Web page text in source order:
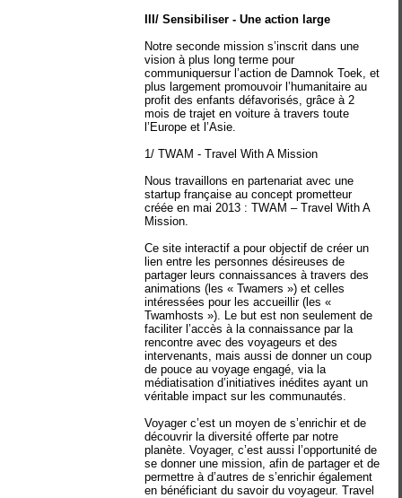
III/ Sensibiliser - Une action large
Notre seconde mission s’inscrit dans une
vision à plus long terme pour
communiquersur l’action de Damnok Toek, et
plus largement promouvoir l’humanitaire au
profit des enfants défavorisés, grâce à 2
mois de trajet en voiture à travers toute
l’Europe et l’Asie.
1/ TWAM - Travel With A Mission
Nous travaillons en partenariat avec une
startup française au concept prometteur
créée en mai 2013 : TWAM – Travel With A
Mission.
Ce site interactif a pour objectif de créer un
lien entre les personnes désireuses de
partager leurs connaissances à travers des
animations (les « Twamers ») et celles
intéressées pour les accueillir (les «
Twamhosts »). Le but est non seulement de
faciliter l’accès à la connaissance par la
rencontre avec des voyageurs et des
intervenants, mais aussi de donner un coup
de pouce au voyage engagé, via la
médiatisation d’initiatives inédites ayant un
véritable impact sur les communautés.
Voyager c’est un moyen de s’enrichir et de
découvrir la diversité offerte par notre
planète. Voyager, c’est aussi l’opportunité de
se donner une mission, afin de partager et de
permettre à d’autres de s’enrichir également
en bénéficiant du savoir du voyageur. Travel